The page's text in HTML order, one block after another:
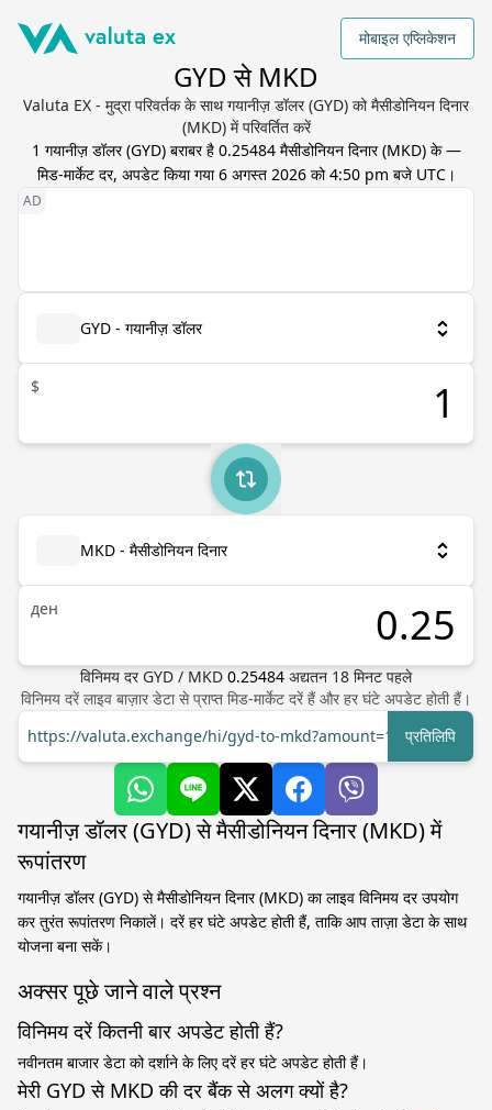
मोबाइल एप्लिकेशन
GYD से MKD
Valuta EX - मुद्रा परिवर्तक के साथ गयानीज़ डॉलर (GYD) को मैसीडोनियन दिनार
(MKD) में परिवर्तित करें
1 गयानीज़ डॉलर(GYD) बराबर है 0.25484 मैसीडोनियन दिनार(MKD) के —
मिड-मार्केट दर, अपडेट किया गया6 अगस्त 2026 को 4:50 pm बजे UTC।
GYD - गयानीज़ डॉलर
$
MKD - मैसीडोनियन दिनार
ден
विनिमय दर GYD / MKD 0.25484 अद्यतन 18 मिनट पहले
विनिमय दरें लाइव बाज़ार डेटा से प्राप्त मिड-मार्केट दरें हैं और हर घंटे अपडेट होती हैं।
https://valuta.exchange/hi/gyd-to-mkd?amount=1
प्रतिलिपि
गयानीज़ डॉलर (GYD) से मैसीडोनियन दिनार (MKD) में
रूपांतरण
गयानीज़ डॉलर (GYD) से मैसीडोनियन दिनार (MKD) का लाइव विनिमय दर उपयोग
कर तुरंत रूपांतरण निकालें। दरें हर घंटे अपडेट होती हैं, ताकि आप ताज़ा डेटा के साथ
योजना बना सकें।
अक्सर पूछे जाने वाले प्रश्न
विनिमय दरें कितनी बार अपडेट होती हैं?
नवीनतम बाजार डेटा को दर्शाने के लिए दरें हर घंटे अपडेट होती हैं।
मेरी GYD से MKD की दर बैंक से अलग क्यों है?